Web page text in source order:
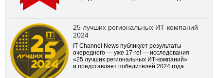
25 лучших региональных ИТ-компаний
2024
IT Channel News публикует результаты
очередного — уже 17-го! — исследования
«25 лучших региональных ИТ-компаний»
и представляет победителей 2024 года.